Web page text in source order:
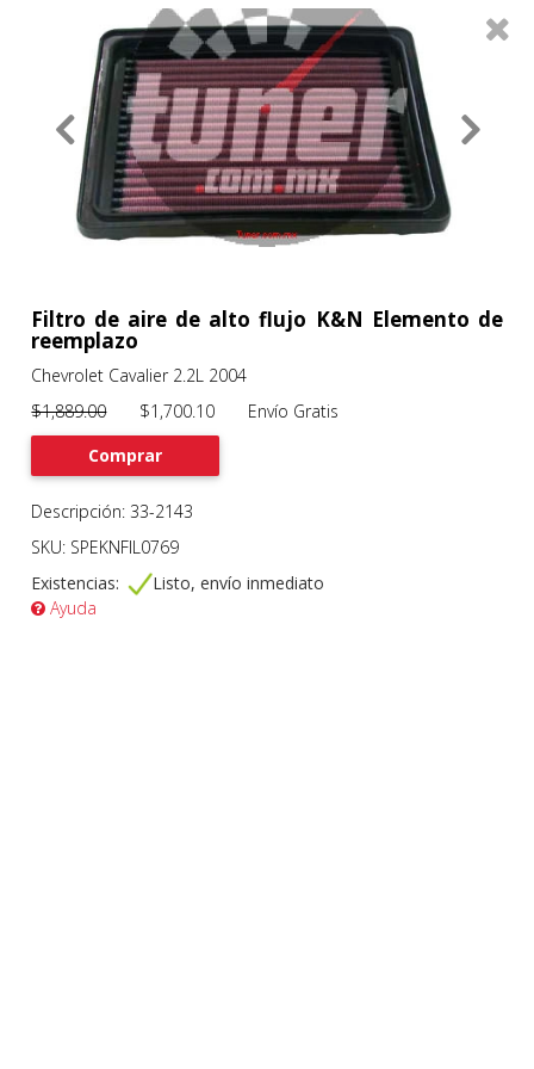
About
Services
Clients
Productos Filtros 0
Previous
Filtro de aire de alto flujo K&N Elemento de
reemplazo
Chevrolet Cavalier 2.2L 2004
$1,889.00$1,700.10 Envío Gratis
Comprar
Descripción: 33-2143
SKU: SPEKNFIL0769
Existencias:
Listo, envío inmediato
Ayuda